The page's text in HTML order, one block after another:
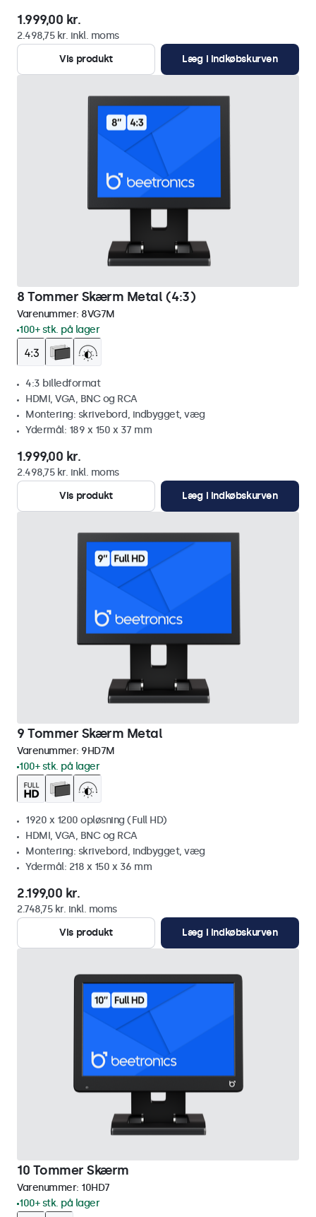
1.999,00 kr.
2.498,75 kr. inkl. moms
Vis produkt
Læg i indkøbskurven
8 Tommer Skærm Metal (4:3)
Varenummer: 8VG7M
100+ stk. på lager
4:3 billedformat
HDMI, VGA, BNC og RCA
Montering: skrivebord, indbygget, væg
Ydermål: 189 x 150 x 37 mm
1.999,00 kr.
2.498,75 kr. inkl. moms
Vis produkt
Læg i indkøbskurven
9 Tommer Skærm Metal
Varenummer: 9HD7M
100+ stk. på lager
1920 x 1200 opløsning (Full HD)
HDMI, VGA, BNC og RCA
Montering: skrivebord, indbygget, væg
Ydermål: 218 x 150 x 36 mm
2.199,00 kr.
2.748,75 kr. inkl. moms
Vis produkt
Læg i indkøbskurven
10 Tommer Skærm
Varenummer: 10HD7
100+ stk. på lager